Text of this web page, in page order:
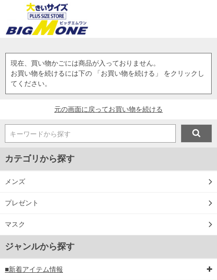
現在、買い物かごには商品が入っておりません。
お買い物を続けるには下の 「お買い物を続ける」 をクリックし
てください。
元の画面に戻ってお買い物を続ける
キーワードから探す
カテゴリから探す
メンズ
プレゼント
マスク
ジャンルから探す
■新着アイテム情報